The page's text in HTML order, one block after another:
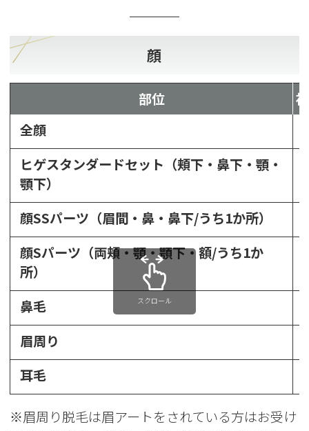
顔
部位
全顔
ヒゲスタンダードセット（頬下・鼻下・顎・
顎下）
顔SSパーツ（眉間・鼻・鼻下/うち1か所）
顔Sパーツ（両頬・顎・顎下・額/うち1か
所）
鼻毛
眉周り
耳毛
※眉周り脱毛は眉アートをされている方はお受け
スクロール